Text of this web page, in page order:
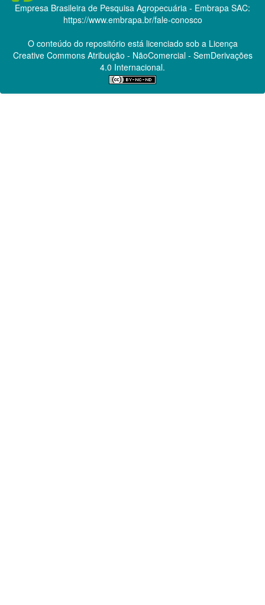
Empresa Brasileira de Pesquisa Agropecuária - Embrapa SAC:
https://www.embrapa.br/fale-conosco
O conteúdo do repositório está licenciado sob a Licença
Creative CommonsAtribuição - NãoComercial - SemDerivações
4.0 Internacional.